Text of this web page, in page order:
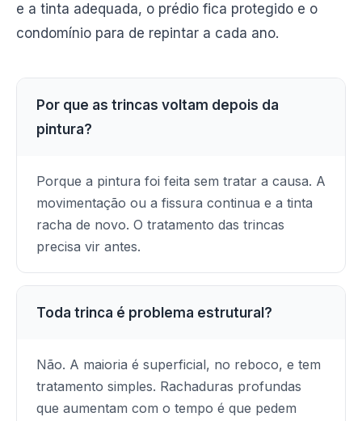
e a tinta adequada, o prédio fica protegido e o
condomínio para de repintar a cada ano.
Por que as trincas voltam depois da
pintura?
Porque a pintura foi feita sem tratar a causa. A
movimentação ou a fissura continua e a tinta
racha de novo. O tratamento das trincas
precisa vir antes.
Toda trinca é problema estrutural?
Não. A maioria é superficial, no reboco, e tem
tratamento simples. Rachaduras profundas
que aumentam com o tempo é que pedem